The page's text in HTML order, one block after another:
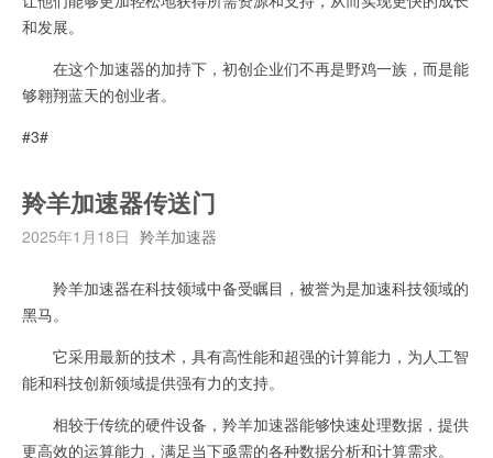
和发展。
在这个加速器的加持下，初创企业们不再是野鸡一族，而是能
够翱翔蓝天的创业者。
#3#
羚羊加速器传送门
2025年1月18日 羚羊加速器
羚羊加速器在科技领域中备受瞩目，被誉为是加速科技领域的
黑马。
它采用最新的技术，具有高性能和超强的计算能力，为人工智
能和科技创新领域提供强有力的支持。
相较于传统的硬件设备，羚羊加速器能够快速处理数据，提供
更高效的运算能力，满足当下亟需的各种数据分析和计算需求。